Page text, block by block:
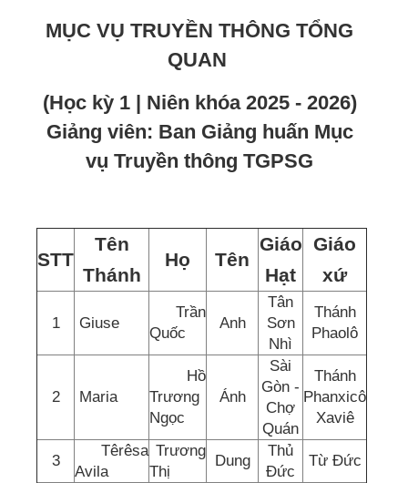
MỤC VỤ TRUYỀN THÔNG TỔNG
QUAN
(Học kỳ 1 | Niên khóa 2025 - 2026)
Giảng viên: Ban Giảng huấn Mục
vụ Truyền thông TGPSG
STT
Tên
Thánh
Họ Tên
Giáo
Hạt
Giáo
xứ
1 Giuse
Trần
Quốc
Anh
Tân
Sơn
Nhì
Thánh
Phaolô
2 Maria
Hồ
Trương
Ngọc
Ánh
Sài
Gòn -
Chợ
Quán
Thánh
Phanxicô
Xaviê
3
Têrêsa
Avila
Trương
Thị
Dung
Thủ
Đức
Từ Đức